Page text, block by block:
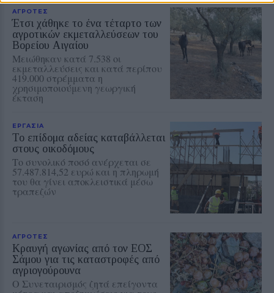
ΑΓΡΟΤΕΣ
Έτσι χάθηκε το ένα τέταρτο των
αγροτικών εκμεταλλεύσεων του
Βορείου Αιγαίου
Μειώθηκαν κατά 7.538 οι
εκμεταλλεύσεις και κατά περίπου
419.000 στρέμματα η
χρησιμοποιούμενη γεωργική
έκταση
ΕΡΓΑΣΙΑ
Το επίδομα αδείας καταβάλλεται
στους οικοδόμους
Το συνολικό ποσό ανέρχεται σε
57.487.814,52 ευρώ και η πληρωμή
του θα γίνει αποκλειστικά μέσω
τραπεζών
ΑΓΡΟΤΕΣ
Κραυγή αγωνίας από τον ΕΟΣ
Σάμου για τις καταστροφές από
αγριογούρουνα
Ο Συνεταιρισμός ζητά επείγοντα